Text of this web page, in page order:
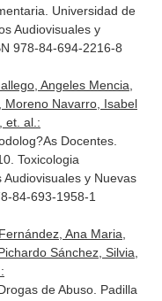
Universidad de
Audiovisuales y
978-84-694-2216-8
Angeles Mencia,
Moreno Navarro, Isabel
et. al.:
Docentes.
Toxicologia
y Nuevas
84-693-1958-1
Ana Maria,
Sánchez, Silvia,
de Abuso. Padilla